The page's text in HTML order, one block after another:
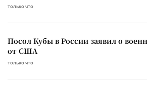
только что
Посол Кубы в России заявил о
от США
только что